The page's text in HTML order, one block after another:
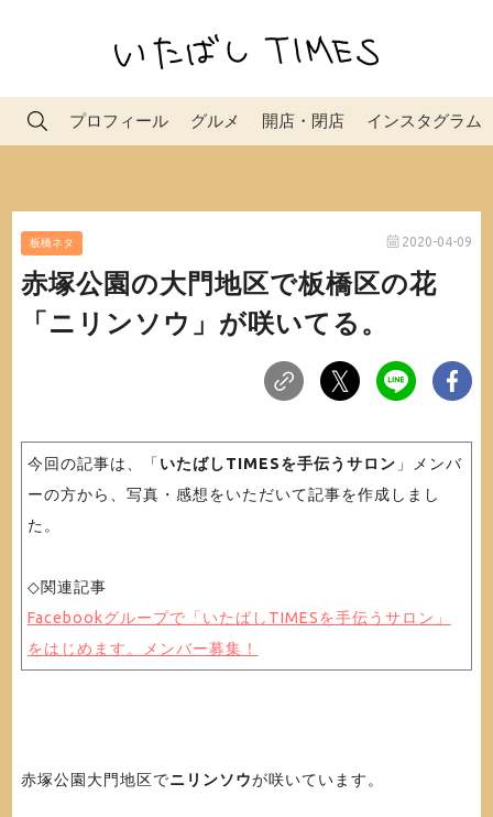
プロフィール グルメ 開店・閉店 インスタグラム
板橋ネタ 2020-04-09
赤塚公園の大門地区で板橋区の花
「ニリンソウ」が咲いてる。
今回の記事は、「 いたばしTIMESを手伝うサロン 」メンバ
ーの方から、写真・感想をいただいて記事を作成しまし
た。
◇関連記事
Facebookグループで「いたばしTIMESを手伝うサロン」
をはじめます。メンバー募集！
赤塚公園大門地区でニリンソウが咲いています。